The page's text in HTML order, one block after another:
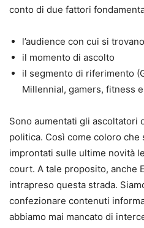
conto di due fattori
l’audience con cui si
il momento di ascolto
il segmento di riferimento
Millennial, gamers, fitness
Sono aumentati gli ascoltatori
politica. Così come coloro che
improntati sulle ultime novità
court. A tale proposito, anche
intrapreso questa strada.
confezionare contenuti
abbiamo mai mancato di